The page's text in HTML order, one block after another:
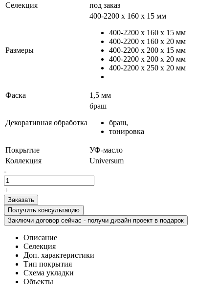
Селекция
под заказ
Размеры
400-2200 х 160 х 15 мм
400-2200 х 160 х 15 мм
400-2200 х 160 х 20 мм
400-2200 х 200 х 15 мм
400-2200 х 200 х 20 мм
400-2200 х 250 х 20 мм
Фаска 1,5 мм
Декоративная обработка
браш
браш,
тонировка
Покрытие
УФ-масло
Коллекция
Universum
-
+
Получить консультацию
Заключи договор сейчас - получи дизайн проект в подарок
Описание
Селекция
Доп. характеристики
Тип покрытия
Схема укладки
Объекты